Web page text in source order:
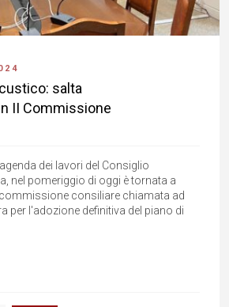
salta
II Commissione
dei lavori del Consiglio
nel pomeriggio di oggi è tornata a
consiliare chiamata ad
per l'adozione definitiva del piano di